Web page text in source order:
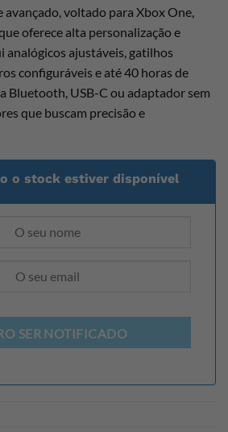
avançado, voltado para Xbox One,
oferece alta personalização e
analógicos ajustáveis, gatilhos
configuráveis e até 40 horas de
Bluetooth, USB-C ou adaptador sem
que buscam precisão e
o stock estiver disponível
SER NOTIFICADO